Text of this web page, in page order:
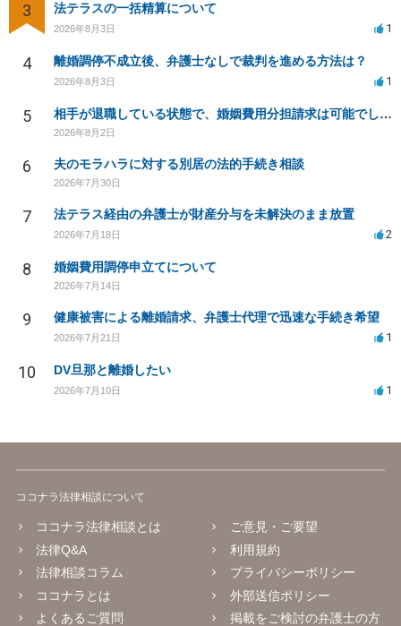
3 法テラスの一括精算について
2026年8月3日 1
4 離婚調停不成立後、弁護士なしで裁判を進める方法は？
2026年8月3日 1
5 相手が退職している状態で、婚姻費用分担請求は可能でしょうか？
2026年8月2日
6 夫のモラハラに対する別居の法的手続き相談
2026年7月30日
7 法テラス経由の弁護士が財産分与を未解決のまま放置
2026年7月18日 2
8 婚姻費用調停申立てについて
2026年7月14日
9 健康被害による離婚請求、弁護士代理で迅速な手続き希望
2026年7月21日 1
10 DV旦那と離婚したい
2026年7月10日 1
ココナラ法律相談について
ココナラ法律相談とは
法律Q&A
法律相談コラム
ココナラとは
よくあるご質問
ご意見・ご要望
利用規約
プライバシーポリシー
外部送信ポリシー
掲載をご検討の弁護士の方